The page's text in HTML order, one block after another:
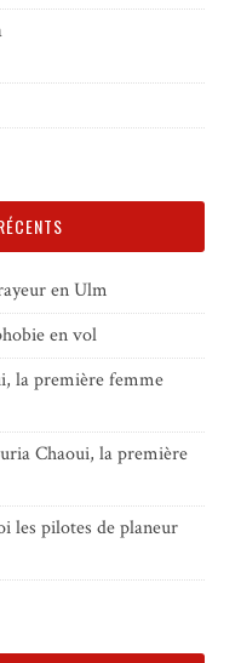
en Ulm
en vol
la première femme
Chaoui, la première
les pilotes de planeur